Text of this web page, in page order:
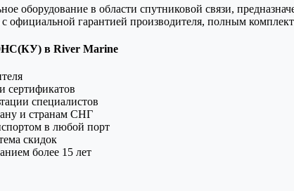
в области спутниковой связи,
официальной гарантией производителя, полным
в River Marine
сертификатов
специалистов
и странам СНГ
в любой порт
скидок
более 15 лет